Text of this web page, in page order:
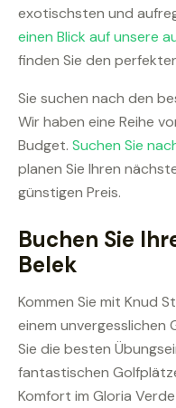
exotischsten und
einen Blick auf unsere
finden Sie den
Sie suchen nach den
Wir haben eine Reihe
Budget. Suchen Sie
planen Sie Ihren
günstigen Preis.
Buchen Sie
Belek
Kommen Sie mit Knud
einem unvergesslichen
Sie die besten
fantastischen
Komfort im Gloria